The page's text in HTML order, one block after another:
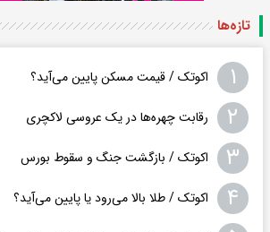
تازه‌ها
۱ اکوتک / قیمت مسکن پایین می‌آید؟
۲ رقابت چهره‌ها در یک عروسی لاکچری
۳ اکوتک / بازگشت جنگ و سقوط بورس
۴ اکوتک / طلا بالا می‌رود یا پایین می‌آید؟